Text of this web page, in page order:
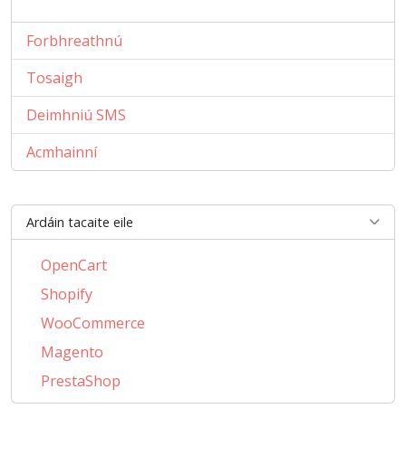
Forbhreathnú
Tosaigh
Deimhniú SMS
Acmhainní
Ardáin tacaite eile
OpenCart
Shopify
WooCommerce
Magento
PrestaShop
BigCommerce